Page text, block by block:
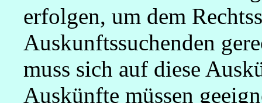
erfolgen, um dem
Auskunftssuchenden
muss sich auf diese
Auskünfte müssen